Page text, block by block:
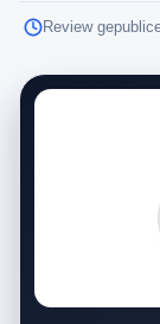
Review